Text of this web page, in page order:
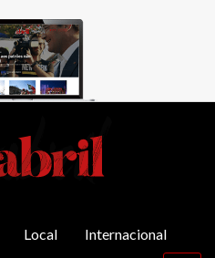
Local
Internacional